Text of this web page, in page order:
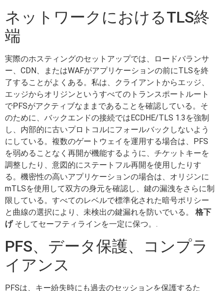
ネットワークにおけるTLS終
端
実際のホスティングのセットアップでは、ロードバランサ
ー、CDN、またはWAFがアプリケーションの前にTLSを終
了することがよくある。私は、クライアントからエッジ、
エッジからオリジンというすべてのトランスポートルート
でPFSがアクティブなままであることを確認している。そ
のために、バックエンドの接続ではECDHE/TLS 1.3を強制
し、内部的に古いプロトコルにフォールバックしないよう
にしている。複数のゲートウェイを運用する場合は、PFS
を弱めることなく再開が機能するように、チケットキーを
調整したり、意図的にステートフル再開を使用したりす
る。機密性の高いアプリケーションの場合は、オリジンに
mTLSを使用して双方の身元を確認し、鍵の漏洩をさらに制
限している。すべてのレベルで標準化された暗号ポリシー
と曲線の選択により、未検出の鍵漏れを防いでいる。 格下
げそしてセーフティラインを一定に保つ。.
PFS、データ保護、コンプラ
イアンス
PFSは、キー紛失時にも過去のセッションを保護するた